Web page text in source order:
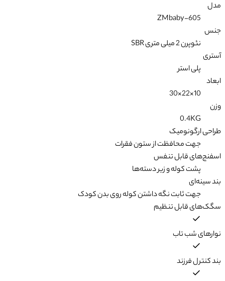
مدل
ZMbaby-605
جنس
نئوپرن 2 میلی متری SBR
آستری
پلی استر
ابعاد
10×22×30
وزن
0.4KG
طراحی ارگونومیک
جهت محافظت از ستون فقرات
اسفنج‌های قابل تنفس
پشت کوله و زیر دسته‌ها
بند سینه‌ای
جهت ثابت نگه داشتن کوله روی بدن کودک
سگک‌های قابل تنظیم
نوارهای شب تاب
بند کنترل فرزند